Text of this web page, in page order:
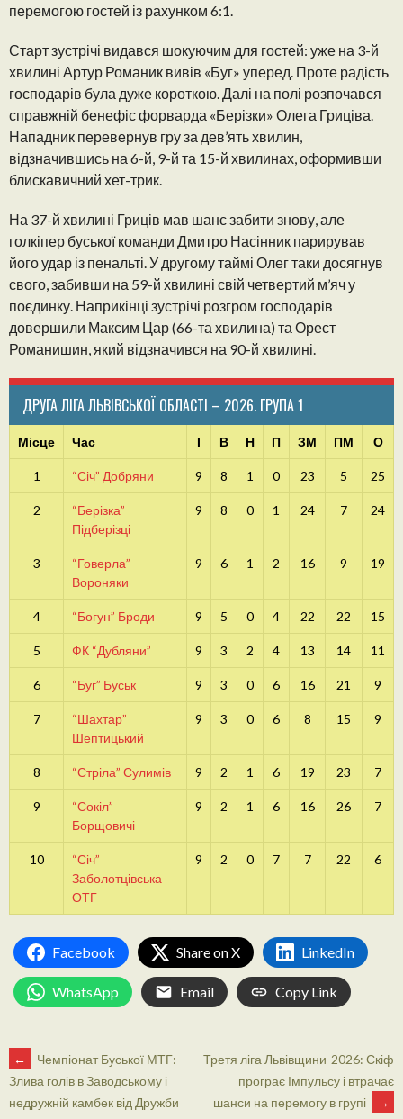
перемогою гостей із рахунком 6:1.
Старт зустрічі видався шокуючим для гостей: уже на 3-й
хвилині Артур Романик вивів «Буг» уперед. Проте радість
господарів була дуже короткою. Далі на полі розпочався
справжній бенефіс форварда «Берізки» Олега Гриціва.
Нападник перевернув гру за дев’ять хвилин,
відзначившись на 6-й, 9-й та 15-й хвилинах, оформивши
блискавичний хет-трик.
На 37-й хвилині Гриців мав шанс забити знову, але
голкіпер буської команди Дмитро Насінник парирував
його удар із пенальті. У другому таймі Олег таки досягнув
свого, забивши на 59-й хвилині свій четвертий м’яч у
поєдинку. Наприкінці зустрічі розгром господарів
довершили Максим Цар (66-та хвилина) та Орест
Романишин, який відзначився на 90-й хвилині.
ДРУГА ЛІГА ЛЬВІВСЬКОЇ ОБЛАСТІ – 2026. ГРУПА 1
Місце Час І В Н П ЗМ ПМ О
1 “Січ” Добряни 9 8 1 0 23 5 25
2
“Берізка”
Підберізці
9 8 0 1 24 7 24
3
“Говерла”
Вороняки
9 6 1 2 16 9 19
4 “Богун” Броди 9 5 0 4 22 22 15
5 ФК “Дубляни” 9 3 2 4 13 14 11
6 “Буг” Буськ 9 3 0 6 16 21 9
7
“Шахтар”
Шептицький
9 3 0 6 8 15 9
8 “Стріла” Сулимів 9 2 1 6 19 23 7
9
“Сокіл”
Борщовичі
9 2 1 6 16 26 7
10
“Січ”
Заболотцівська
ОТГ
9 2 0 7 7 22 6
Facebook Share on X LinkedIn
WhatsApp Email Copy Link
POST
←
Чемпіонат Буської МТГ:
Злива голів в Заводському і
недружній камбек від Дружби
Третя ліга Львівщини-2026: Скіф
програє Імпульсу і втрачає
шанси на перемогу в групі
→